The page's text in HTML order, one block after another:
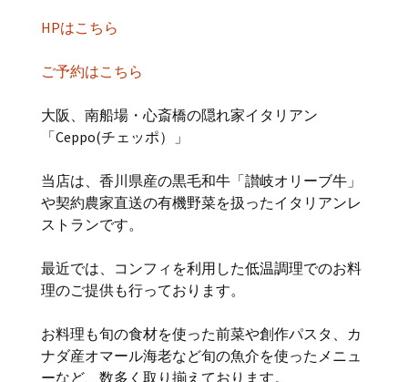
HPはこちら
ご予約はこちら
大阪、南船場・心斎橋の隠れ家イタリアン
「Ceppo(チェッポ）」
当店は、香川県産の黒毛和牛「讃岐オリーブ牛」
や契約農家直送の有機野菜を扱ったイタリアンレ
ストランです。
最近では、コンフィを利用した低温調理でのお料
理のご提供も行っております。
お料理も旬の食材を使った前菜や創作パスタ、カ
ナダ産オマール海老など旬の魚介を使ったメニュ
ーなど、数多く取り揃えております。